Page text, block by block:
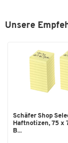
Unsere
Schäfer Shop
Haftnotizen, 75 x
B...